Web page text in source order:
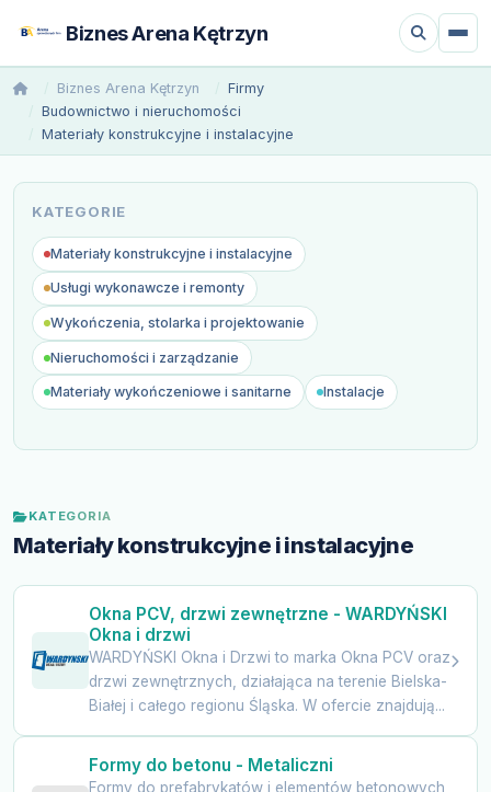
Biznes Arena Kętrzyn
Biznes Arena Kętrzyn
Firmy
Budownictwo i nieruchomości
Materiały konstrukcyjne i instalacyjne
KATEGORIE
Materiały konstrukcyjne i instalacyjne
Usługi wykonawcze i remonty
Wykończenia, stolarka i projektowanie
Nieruchomości i zarządzanie
Materiały wykończeniowe i sanitarne Instalacje
KATEGORIA
Materiały konstrukcyjne i instalacyjne
Okna PCV, drzwi zewnętrzne - WARDYŃSKI
Okna i drzwi
WARDYŃSKI Okna i Drzwi to marka Okna PCV oraz
drzwi zewnętrznych, działająca na terenie Bielska-
Białej i całego regionu Śląska. W ofercie znajdują...
Formy do betonu - Metaliczni
Formy do prefabrykatów i elementów betonowych